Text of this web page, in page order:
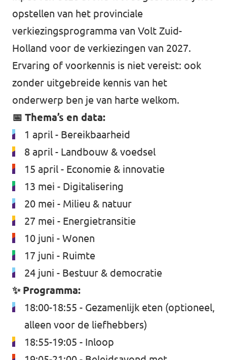
opstellen van het provinciale
verkiezingsprogramma van Volt Zuid-
Holland voor de verkiezingen van 2027.
Ervaring of voorkennis is niet vereist: ook
zonder uitgebreide kennis van het
onderwerp ben je van harte welkom.
📅 Thema’s en data:
1 april - Bereikbaarheid
8 april - Landbouw & voedsel
15 april - Economie & innovatie
13 mei - Digitalisering
20 mei - Milieu & natuur
27 mei - Energietransitie
10 juni - Wonen
17 juni - Ruimte
24 juni - Bestuur & democratie
✨ Programma:
18:00-18:55 - Gezamenlijk eten (optioneel,
alleen voor de liefhebbers)
18:55-19:05 - Inloop